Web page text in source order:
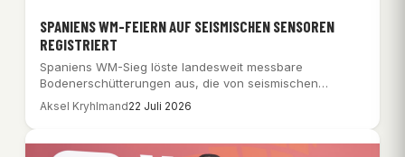
SPANIENS WM-FEIERN AUF SEISMISCHEN SENSOREN
REGISTRIERT
Spaniens WM-Sieg löste landesweit messbare
Bodenerschütterungen aus, die von seismischen
Sensoren registriert wurden.
Aksel Kryhlmand22 Juli 2026